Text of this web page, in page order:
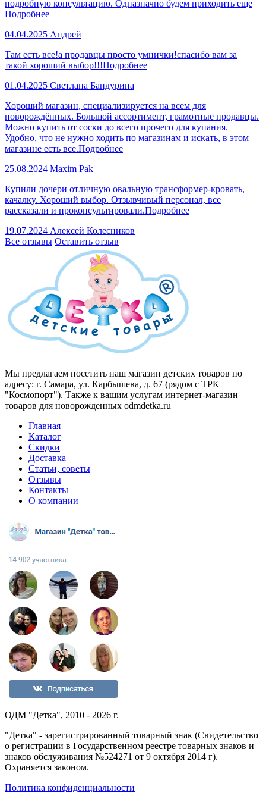
подробную консультацию. Одназначно будем приходить еще
Подробнее
04.04.2025 Андрей
Там есть все!а продавцы просто умнички!спасибо вам за
такой хороший выбор!!!Подробнее
01.04.2025 Светлана Бандурина
Хороший магазин, специализируется на всем для
новорождённых. Большой ассортимент, грамотные продавцы.
Можно купить от соски до всего прочего для купания.
Удобно, что не нужно ходить по магазинам и искать, в этом
магазине есть все.Подробнее
25.08.2024 Maxim Pak
Купили дочери отличную овальную трансформер-кровать,
качалку. Хороший выбор. Отзывчивый персонал, все
рассказали и проконсультировали.Подробнее
19.07.2024 Алексей Колесников
Все отзывы Оставить отзыв
Мы предлагаем посетить наш магазин детских товаров по
адресу: г. Самара, ул. Карбышева, д. 67 (рядом с ТРК
"Космопорт"). Также к вашим услугам интернет-магазин
товаров для новорожденных odmdetka.ru
Главная
Каталог
Скидки
Доставка
Статьи, советы
Отзывы
Контакты
О компании
ОДМ "Детка", 2010 - 2026 г.
"Детка" - зарегистрированный товарный знак (Свидетельство
о регистрации в Государственном реестре товарных знаков и
знаков обслуживания №524271 от 9 октября 2014 г).
Охраняется законом.
Политика конфиденциальности